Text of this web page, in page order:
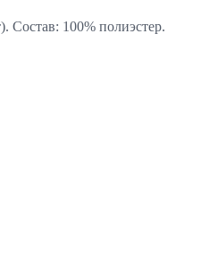
Состав: 100% полиэстер.